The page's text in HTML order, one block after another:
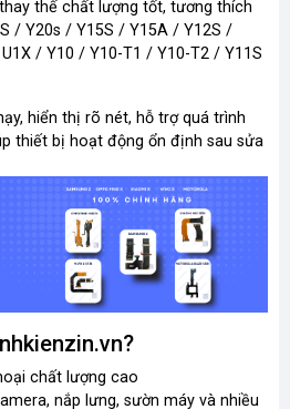
thế chất lượng tốt, tương thích
/ Y20s / Y15S / Y15A / Y12S /
/ Y10 / Y10-T1 / Y10-T2 / Y11S
hiển thị rõ nét, hỗ trợ quá trình
thiết bị hoạt động ổn định sau sửa
chất lượng cao
nắp lưng, sườn máy và nhiều